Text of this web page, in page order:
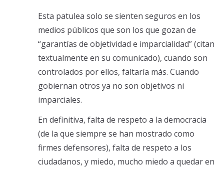
Esta patulea solo se sienten seguros en los
medios públicos que son los que gozan de
“garantías de objetividad e imparcialidad” (citan
textualmente en su comunicado), cuando son
controlados por ellos, faltaría más. Cuando
gobiernan otros ya no son objetivos ni
imparciales.
En definitiva, falta de respeto a la democracia
(de la que siempre se han mostrado como
firmes defensores), falta de respeto a los
ciudadanos, y miedo, mucho miedo a quedar en